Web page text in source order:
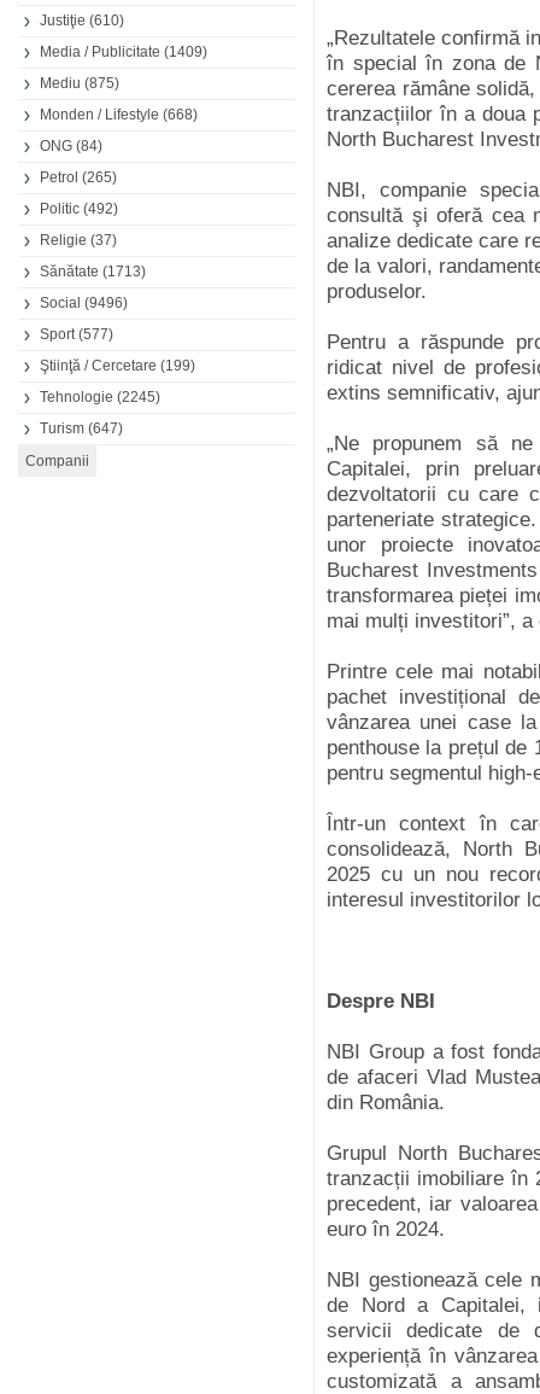
Justiţie (610)
Media / Publicitate (1409)
Mediu (875)
Monden / Lifestyle (668)
ONG (84)
Petrol (265)
Politic (492)
Religie (37)
Sănătate (1713)
Social (9496)
Sport(577)
Ştiinţă / Cercetare (199)
Tehnologie (2245)
Turism (647)
„Rezultatele confirmă
în special în zona de
cererea rămâne
tranzacțiilor în a doua
North Bucharest
NBI, companie
consultă şi oferă cea
analize dedicate care
de la valori,
produselor.
Pentru a răspunde
ridicat nivel de
extins semnificativ,
„Ne propunem să
Capitalei, prin
dezvoltatorii cu care
parteneriate
unor proiecte
Bucharest
transformarea pieței
mai mulți investitori”,
Printre cele mai
pachet investițional
vânzarea unei case
penthouse la prețul de
pentru segmentul high-
Într-un context în
consolidează, North
2025 cu un nou
interesul investitorilor
Despre NBI
NBI Group a fost
de afaceri Vlad
din România.
Grupul North
tranzacții imobiliare în
precedent, iar
euro în 2024.
NBI gestionează cele
de Nord a Capitalei,
servicii dedicate de
experiență în
customizată a